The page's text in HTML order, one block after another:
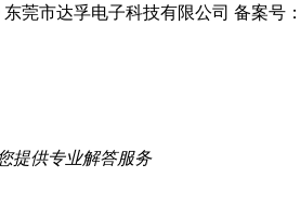
莞市达孚电子科技有限公司 备案号：
提供专业解答服务